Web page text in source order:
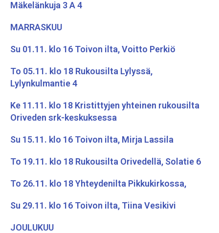
Mäkelänkuja 3 A 4
MARRASKUU
Su 01.11. klo 16 Toivon ilta, Voitto Perkiö
To 05.11. klo 18 Rukousilta Lylyssä,
Lylynkulmantie 4
Ke 11.11. klo 18 Kristittyjen yhteinen rukousilta
Oriveden srk-keskuksessa
Su 15.11. klo 16 Toivon ilta, Mirja Lassila
To 19.11. klo 18 Rukousilta Orivedellä, Solatie 6
To 26.11. klo 18 Yhteydenilta Pikkukirkossa,
Su 29.11. klo 16 Toivon ilta, Tiina Vesikivi
JOULUKUU